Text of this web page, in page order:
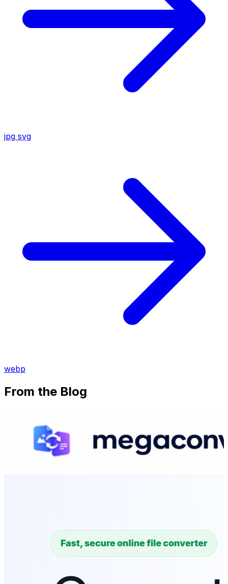
jpg svg
webp
From the Blog